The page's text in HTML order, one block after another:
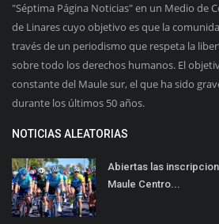
"Séptima Página Noticias" en un Medio de
de Linares cuyo objetivo es que la
través de un periodismo que respeta la
sobre todo los derechos humanos. El
constante del Maule sur, el que ha sido
durante los últimos 50 años.
NOTICIAS ALEATORIAS
Abiertas las
Maule Centro...